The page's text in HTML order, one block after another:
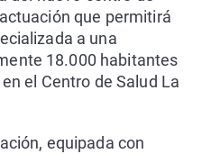
que permitirá
a una
18.000 habitantes
el Centro de Salud La
equipada con